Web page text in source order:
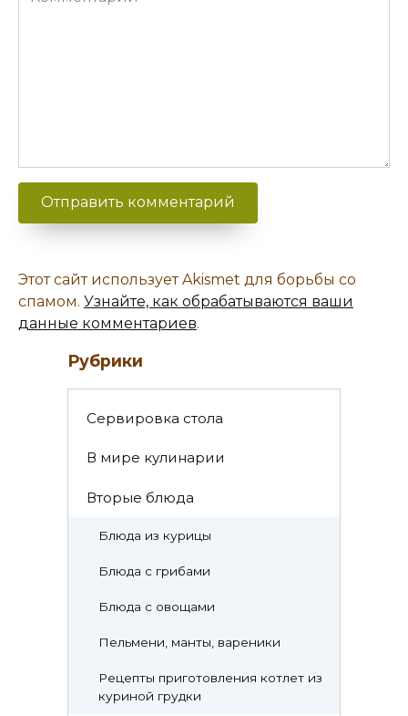
Этот сайт использует Akismet для борьбы со
спамом. Узнайте, как обрабатываются ваши
данные комментариев.
Рубрики
Cервировка стола
В мире кулинарии
Вторые блюда
Блюда из курицы
Блюда с грибами
Блюда с овощами
Пельмени, манты, вареники
Рецепты приготовления котлет из
куриной грудки